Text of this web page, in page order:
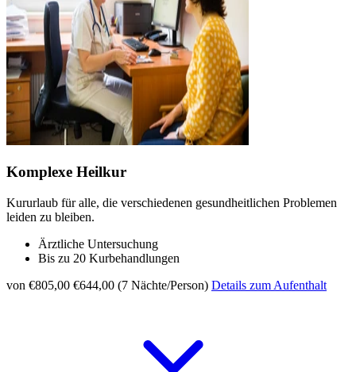
Komplexe Heilkur
Kururlaub für alle, die verschiedenen gesundheitlichen Problemen
leiden zu bleiben.
Ärztliche Untersuchung
Bis zu 20 Kurbehandlungen
von €805,00 €644,00 (7 Nächte/Person) Details zum Aufenthalt